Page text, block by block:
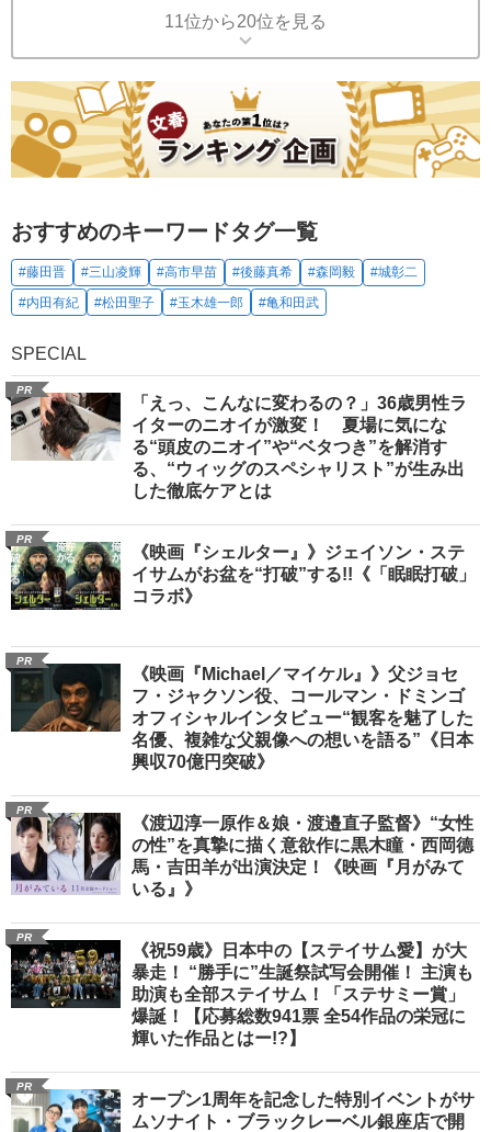
11位から20位を見る
おすすめのキーワードタグ一覧
#藤田晋 #三山凌輝 #高市早苗 #後藤真希 #森岡毅
#城彰二
#内田有紀
#松田聖子 #玉木雄一郎 #亀和田武
SPECIAL
PR
「えっ、こんなに変わるの？」36歳男性ラ
イターのニオイが激変！ 夏場に気にな
る“頭皮のニオイ”や“ベタつき”を解消す
る、“ウィッグのスペシャリスト”が生み出
した徹底ケアとは
PR
《映画『シェルター』》ジェイソン・ステ
イサムがお盆を“打破”する!!《「眠眠打破」
コラボ》
PR
《映画『Michael／マイケル』》父ジョセ
フ・ジャクソン役、コールマン・ドミンゴ
オフィシャルインタビュー“観客を魅了した
名優、複雑な父親像への想いを語る”《日本
興収70億円突破》
PR
《渡辺淳一原作＆娘・渡邉直子監督》“女性
の性”を真摯に描く意欲作に黒木瞳・西岡德
馬・吉田羊が出演決定！《映画『月がみて
いる』》
PR
《祝59歳》日本中の【ステイサム愛】が大
暴走！ “勝手に”生誕祭試写会開催！ 主演も
助演も全部ステイサム！「ステサミー賞」
爆誕！【応募総数941票 全54作品の栄冠に
輝いた作品とはー!?】
PR
オープン1周年を記念した特別イベントがサ
ムソナイト・ブラックレーベル銀座店で開